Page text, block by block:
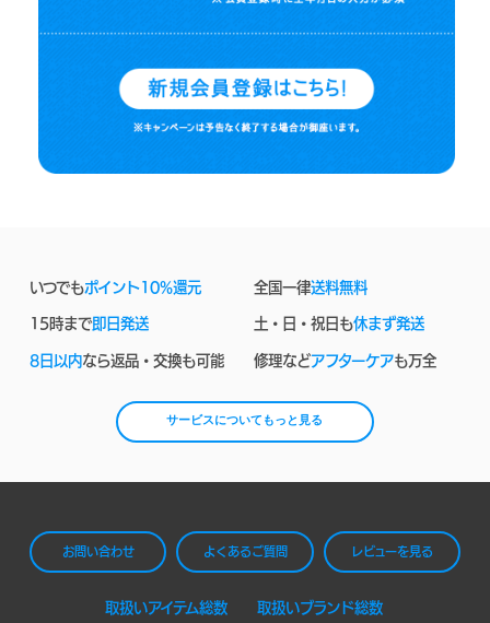
いつでもポイント10%還元 全国一律送料無料
15時まで即日発送 土・日・祝日も休まず発送
8日以内なら返品・交換も可能 修理などアフターケアも万全
サービスについてもっと見る
お問い合わせ よくあるご質問 レビューを見る
取扱いアイテム総数 取扱いブランド総数